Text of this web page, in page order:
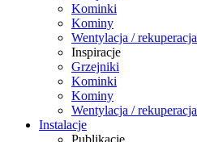
Kominki
Kominy
Wentylacja / rekuperacja
Inspiracje
Grzejniki
Kominki
Kominy
Wentylacja / rekuperacja
Instalacje
Publikacje